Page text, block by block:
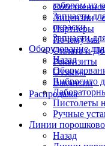
Лицензии /
Партнеры
Почему мы
Оплата и
Реквизиты
Отзывы
Вакансии
Распродажа
забором из
Запчасти
окраски
Запчасти
Оборудование
Назад
Вибросито
Пистолеты
Ручные
Линии
Назад